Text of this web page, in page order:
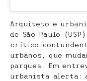
Arquiteto e
de São Paulo
crítico
urbanos, que
parques. Em
urbanista alerta: